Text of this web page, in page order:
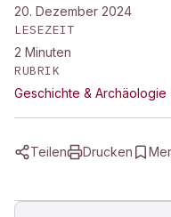
20. Dezember 2024
LESEZEIT
2 Minuten
RUBRIK
Geschichte & Archäologie
Teilen Drucken